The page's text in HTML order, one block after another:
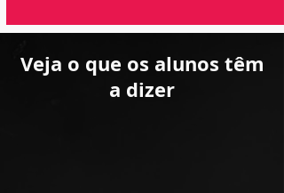
Veja o que os alunos têm
a dizer